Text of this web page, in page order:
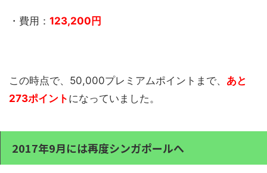
・費用： 123,200円
この時点で、50,000プレミアムポイントまで、 あと
273ポイント になっていました。
2017年9月には再度シンガポールへ